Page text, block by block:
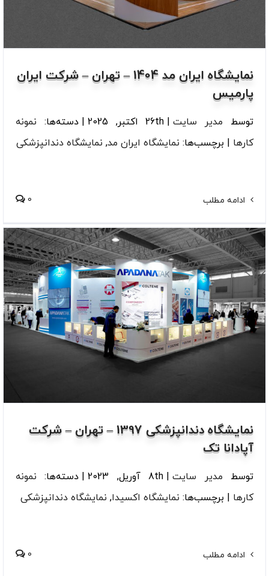
نمایشگاه ایران مد 1404 – تهران – شرکت ایران
پارمیس
توسط مدیر سایت | 26th اکتبر, 2025 | دسته‌ها: نمونه
کارها | برچسب‌ها: نمایشگاه ایران مد, نمایشگاه دندانپزشکی
ادامه مطلب 0
نمایشگاه دندانپزشکی 1397 – تهران – شرکت
آپادانا تک
توسط مدیر سایت 8th آوریل, 2023 دسته‌ها: نمونه
کارها
برچسب‌ها: نمایشگاه اکسیدا, نمایشگاه دندانپزشکی
ادامه مطلب 0